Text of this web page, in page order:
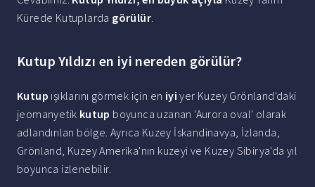
Kürede Kutuplarda görülür.
Kutup Yıldızı en iyi nereden görülür?
Kutup ışıklarını görmek için en iyi yer Kuzey Grönland'daki
jeomanyetik kutup boyunca uzanan 'Aurora oval' olarak
adlandırılan bölge. Ayrıca Kuzey İskandinavya, İzlanda,
Grönland, Kuzey Amerika'nın kuzeyi ve Kuzey Sibirya'da yıl
boyunca izlenebilir.